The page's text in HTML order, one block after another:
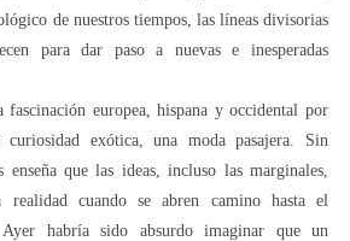
de nuestros tiempos, las líneas divisorias
para dar paso a nuevas e inesperadas
fascinación europea, hispana y occidental por
exótica, una moda pasajera. Sin
que las ideas, incluso las marginales,
realidad cuando se abren camino hasta el
habría sido absurdo imaginar que un